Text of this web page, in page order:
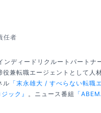
任者
ディードリクルートパートナ
兼転職エージェントとして人
ル 「末永雄大 / すべらない転職
ック』 。ニュース番組 「